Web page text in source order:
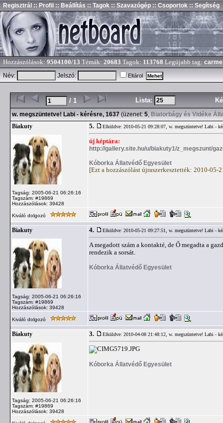
Regisztrál :: Profil :: Beállítás :: Tagok :: Szavazógép :: Csoportok :: Segítség
Hozzászólások: 9504100/13 Témák: 20683 Tagok: 113768 Legújabb tag:
Név:
Jelszó: Eltárol
/ 1 Lista:
w. megszüntetve! Labi - kérésre, 1637 (üzenet: 5, Biatorbágy és Vidéke
Biakuty
Tagság: 2005-06-21 06:26:16
Tagszám: #19869
Hozzászólások: 39428
5. Elküldve: 2010-05-21 09:28:07, w. megszüntetve! Labi -
új képtára:
http://gallery.site.hu/u/biakuty1/z_megszunt/
Kóborka Állatvédő Egyesület
[Ezt a hozzászólást újraszerkesztették: 2010-05-
Kiváló dolgozó
Biakuty
Tagság: 2005-06-21 06:26:16
Tagszám: #19869
Hozzászólások: 39428
4. Elküldve: 2010-05-21 09:27:51, w. megszüntetve! Labi -
A megadott szám a kontakté, de Ő megadta a
rendezik a sorsát.
Kóborka Állatvédő Egyesület
Kiváló dolgozó
Biakuty
Tagság: 2005-06-21 06:26:16
Tagszám: #19869
Hozzászólások: 39428
3. Elküldve: 2010-04-08 21:48:12, w. megszüntetve! Labi -
Kóborka Állatvédő Egyesület